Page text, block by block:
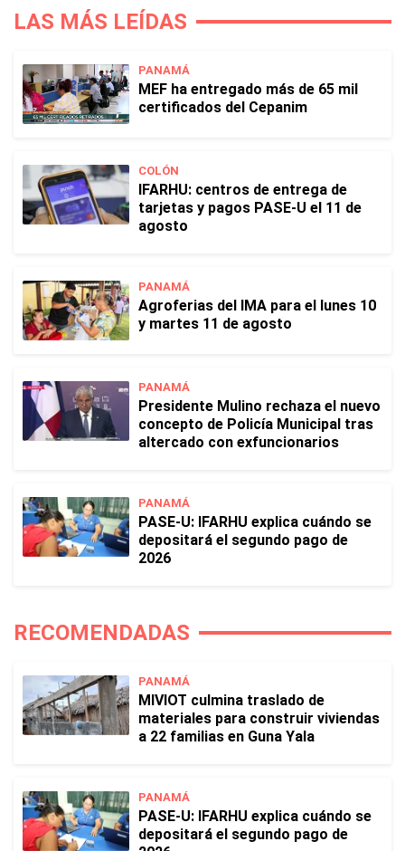
LAS MÁS LEÍDAS
PANAMÁ
MEF ha entregado más de 65 mil
certificados del Cepanim
COLÓN
IFARHU: centros de entrega de
tarjetas y pagos PASE-U el 11 de
agosto
PANAMÁ
Agroferias del IMA para el lunes 10
y martes 11 de agosto
PANAMÁ
Presidente Mulino rechaza el nuevo
concepto de Policía Municipal tras
altercado con exfuncionarios
PANAMÁ
PASE-U: IFARHU explica cuándo se
depositará el segundo pago de
2026
RECOMENDADAS
PANAMÁ
MIVIOT culmina traslado de
materiales para construir viviendas
a 22 familias en Guna Yala
PANAMÁ
PASE-U: IFARHU explica cuándo se
depositará el segundo pago de